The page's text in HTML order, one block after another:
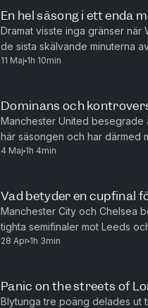
En hel säsong i ett enda
Dramat visste inga gränser när
de sista skälvande minuterna
titel inom räckhåll och för West
11 Maj 1h 10min
Dominans och
Manchester United
här säsongen och har därmed
säsongs Champions League. I
4 Maj 1h 4min
Vad betyder en cupfinal
Manchester City och Chelsea
tighta semifinaler mot Leeds
28 Apr 1h 3min
Panic on the streets of
Blytunga tre poäng delades ut